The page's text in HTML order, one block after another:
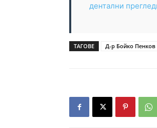
дентални
ТАГОВЕ Д-р Бойко Пенков